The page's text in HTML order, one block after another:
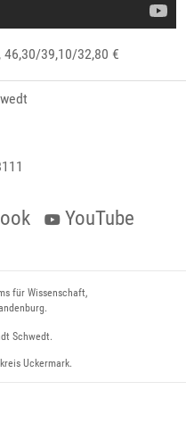
, 46,30/39,10/32,80 €
YouTube
für Wissenschaft,
Schwedt.
Uckermark.